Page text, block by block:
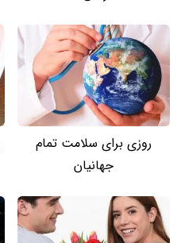
روزی برای سلامت تمام
جهانیان